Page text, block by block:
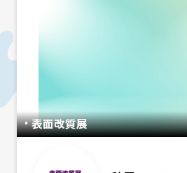
表面改質展